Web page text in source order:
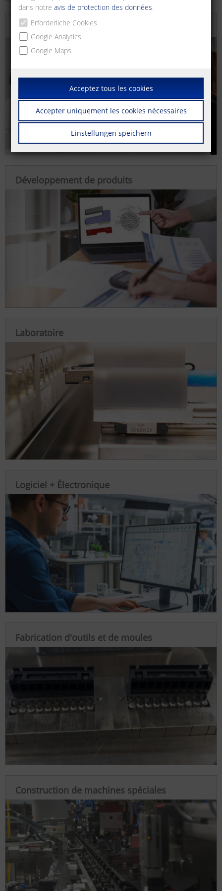
Conseil et conception
Développement de produits
Laboratoire
Logiciel + Électronique
Fabrication d'outils et de moules
Construction de machines spéciales
dans notreavis de protection des données.
Erforderliche Cookies
Google Analytics
Google Maps
Acceptez tous les cookies
Accepter uniquement les cookies nécessaires
Einstellungen speichern